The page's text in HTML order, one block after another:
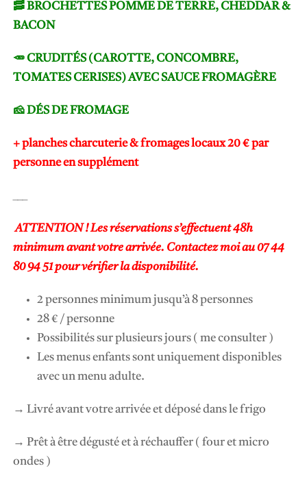
🥓 BROCHETTES POMME DE TERRE, CHEDDAR &
BACON
🥕 CRUDITÉS (CAROTTE, CONCOMBRE,
TOMATES CERISES) AVEC SAUCE FROMAGÈRE
🧀 DÉS DE FROMAGE
+ planches charcuterie & fromages locaux 20€ par
personne en supplément
ATTENTION ! Les réservations s’effectuent 48h
minimum avant votre arrivée. Contactez moi au 07 44
80 94 51 pour vérifier la disponibilité.
2 personnes minimum jusqu’à 8 personnes
28 € / personne
Possibilités sur plusieurs jours ( me consulter )
Les menus enfants sont uniquement disponibles
avec un menu adulte.
→ Livré avant votre arrivée et déposé dans le frigo
→ Prêt à être dégusté et à réchauffer ( four et micro
ondes )